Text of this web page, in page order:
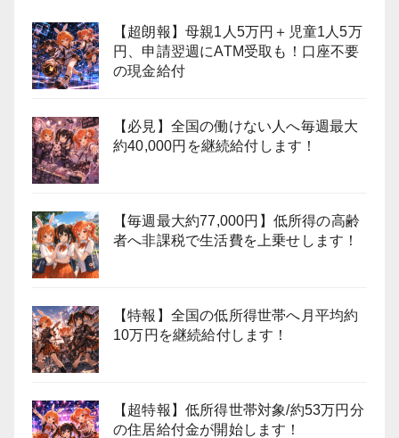
【超朗報】母親1人5万円＋児童1人5万
円、申請翌週にATM受取も！口座不要
の現金給付
【必見】全国の働けない人へ毎週最大
約40,000円を継続給付します！
【毎週最大約77,000円】低所得の高齢
者へ非課税で生活費を上乗せします！
【特報】全国の低所得世帯へ月平均約
10万円を継続給付します！
【超特報】低所得世帯対象/約53万円分
の住居給付金が開始します！